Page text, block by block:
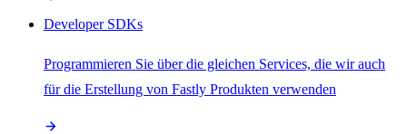
Developer SDKs
Programmieren Sie über die gleichen Services, die wir auch
für die Erstellung von Fastly Produkten verwenden